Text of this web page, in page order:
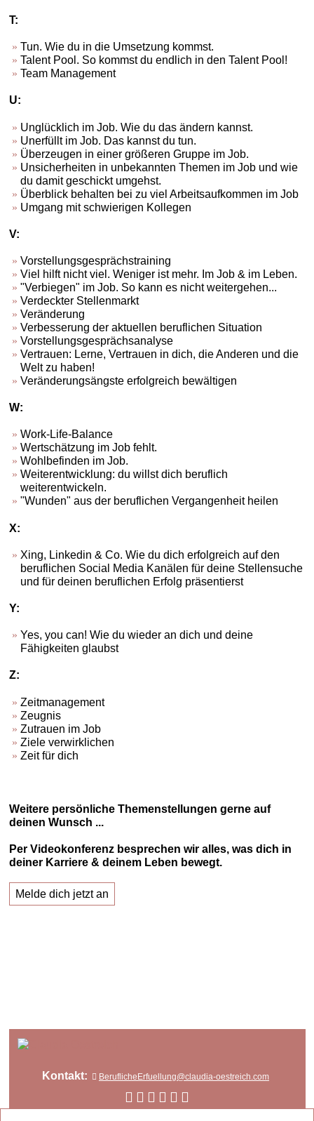
T:
Tun. Wie du in die Umsetzung kommst.
Talent Pool. So kommst du endlich in den Talent Pool!
Team Management
U:
Unglücklich im Job. Wie du das ändern kannst.
Unerfüllt im Job. Das kannst du tun.
Überzeugen in einer größeren Gruppe im Job.
Unsicherheiten in unbekannten Themen im Job und wie
du damit geschickt umgehst.
Überblick behalten bei zu viel Arbeitsaufkommen im Job
Umgang mit schwierigen Kollegen
V:
Vorstellungsgesprächstraining
Viel hilft nicht viel. Weniger ist mehr. Im Job & im Leben.
"Verbiegen" im Job. So kann es nicht weitergehen...
Verdeckter Stellenmarkt
Veränderung
Verbesserung der aktuellen beruflichen Situation
Vorstellungsgesprächsanalyse
Vertrauen: Lerne, Vertrauen in dich, die Anderen und die
Welt zu haben!
Veränderungsängste erfolgreich bewältigen
W:
Work-Life-Balance
Wertschätzung im Job fehlt.
Wohlbefinden im Job.
Weiterentwicklung: du willst dich beruflich
weiterentwickeln.
"Wunden" aus der beruflichen Vergangenheit heilen
X:
Xing, Linkedin & Co. Wie du dich erfolgreich auf den
beruflichen Social Media Kanälen für deine Stellensuche
und für deinen beruflichen Erfolg präsentierst
Y:
Yes, you can! Wie du wieder an dich und deine
Fähigkeiten glaubst
Z:
Zeitmanagement
Zeugnis
Zutrauen im Job
Ziele verwirklichen
Zeit für dich
Weitere persönliche Themenstellungen gerne auf
deinen Wunsch ...
Per Videokonferenz besprechen wir alles, was dich in
deiner Karriere & deinem Leben bewegt.
Melde dich jetzt an
Kontakt: BeruflicheErfuellung@claudia-oestreich.com